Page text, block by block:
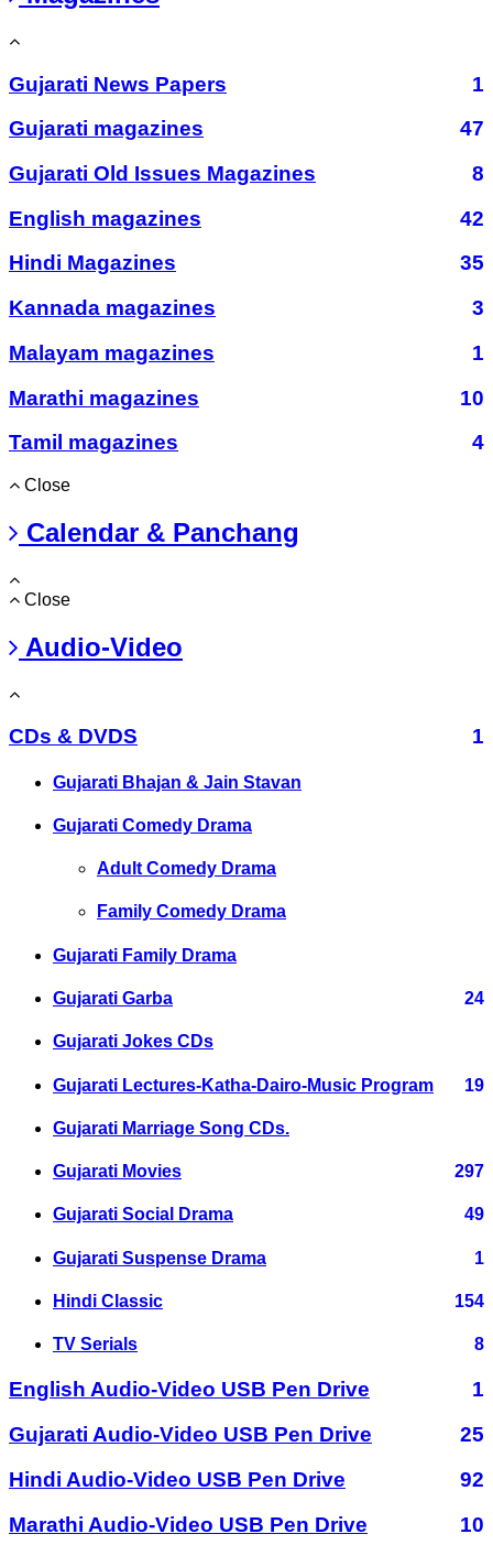
Gujarati News Papers
1
Gujarati magazines
47
Gujarati Old Issues Magazines
8
English magazines
42
Hindi Magazines
35
Kannada magazines
3
Malayam magazines
1
Marathi magazines
10
Tamil magazines
4
Close
Calendar & Panchang
Close
Audio-Video
CDs & DVDS 1
Gujarati Bhajan & Jain Stavan
Gujarati Comedy Drama
Adult Comedy Drama
Family Comedy Drama
Gujarati Family Drama
Gujarati Garba 24
Gujarati Jokes CDs
Gujarati Lectures-Katha-Dairo-Music Program 19
Gujarati Marriage Song CDs.
Gujarati Movies 297
Gujarati Social Drama 49
Gujarati Suspense Drama 1
Hindi Classic 154
TV Serials 8
English Audio-Video USB Pen Drive
1
Gujarati Audio-Video USB Pen Drive
25
Hindi Audio-Video USB Pen Drive
92
Marathi Audio-Video USB Pen Drive
10